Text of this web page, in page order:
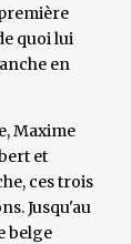
quoi lui
en
Maxime
et
ces trois
Jusqu'au
belge